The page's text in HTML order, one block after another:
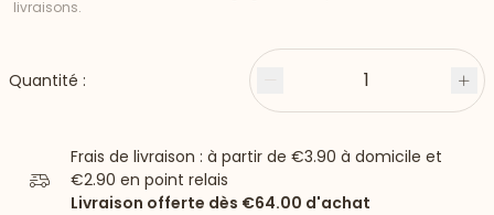
livraisons.
Quantité : Moins 1
Frais de livraison : à partir de €3.90 à domicile et
€2.90 en point relais
Livraison offerte dès €64.00 d'achat